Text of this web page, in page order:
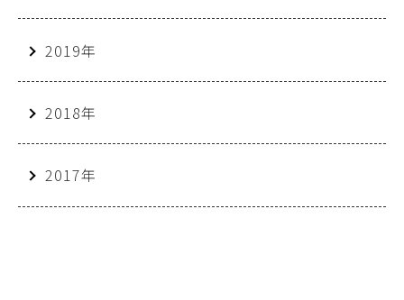
2019年
2018年
2017年